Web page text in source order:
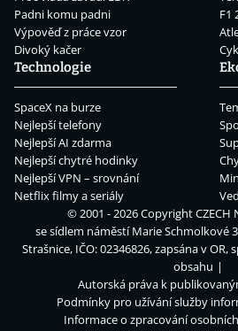
Padni komu padni
Výpověď z práce vzor
Divoký kačer
F1
Technologie
SpaceX na burze
Nejlepší telefony
Nejlepší AI zdarma
Nejlepší chytré hodinky
Nejlepší VPN – srovnání
Netflix filmy a seriály
© 2001 - 2026 CopyrightCZECH
se sídlem náměstí Marie Schmolkové
Strašnice, IČO: 02346826, zapsána v OR,
obsahu
Autorská práva k
Podmínky pro užívání služby
Informace o zpracování